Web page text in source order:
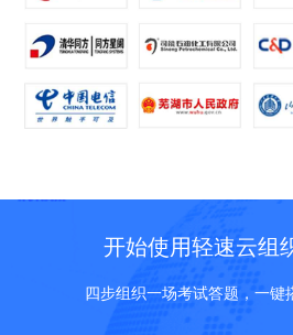
开始使用轻速云组
四步组织一场考试答题，一键